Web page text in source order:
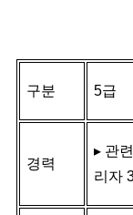
구분 5급
경력
▸ 관
리자